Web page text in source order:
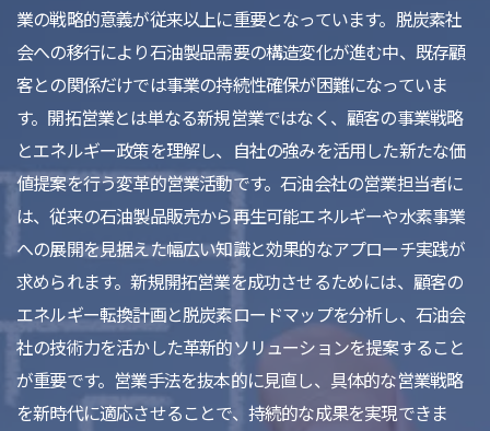
業の戦略的意義が従来以上に重要となっています。脱炭素社
会への移行により石油製品需要の構造変化が進む中、既存顧
客との関係だけでは事業の持続性確保が困難になっていま
す。開拓営業とは単なる新規営業ではなく、顧客の事業戦略
とエネルギー政策を理解し、自社の強みを活用した新たな価
値提案を行う変革的営業活動です。石油会社の営業担当者に
は、従来の石油製品販売から再生可能エネルギーや水素事業
への展開を見据えた幅広い知識と効果的なアプローチ実践が
求められます。新規開拓営業を成功させるためには、顧客の
エネルギー転換計画と脱炭素ロードマップを分析し、石油会
社の技術力を活かした革新的ソリューションを提案すること
が重要です。営業手法を抜本的に見直し、具体的な営業戦略
を新時代に適応させることで、持続的な成果を実現できま